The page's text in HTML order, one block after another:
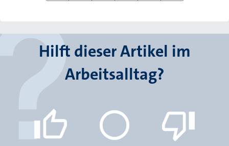
Hilft dieser Artikel im
Arbeitsalltag?